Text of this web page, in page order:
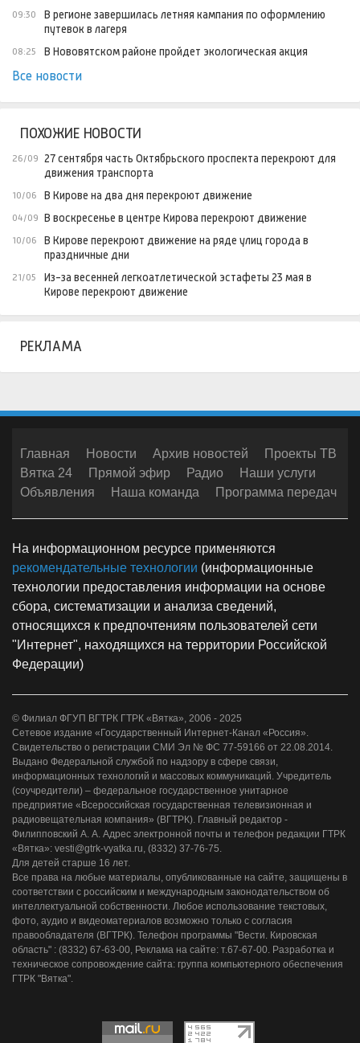
09:30
В регионе завершилась летняя кампания по оформлению
путевок в лагеря
08:25 В Нововятском районе пройдет экологическая акция
Все новости
ПОХОЖИЕ НОВОСТИ
26/09 27 сентября часть Октябрьского проспекта перекроют для
движения транспорта
10/06 В Кирове на два дня перекроют движение
04/09 В воскресенье в центре Кирова перекроют движение
10/06
В Кирове перекроют движение на ряде улиц города в
праздничные дни
21/05
Из-за весенней легкоатлетической эстафеты 23 мая в
Кирове перекроют движение
РЕКЛАМА
Главная Новости Архив новостей
Проекты ТВ
Вятка 24
Прямой эфир Радио
Наши услуги
Объявления
Наша команда Программа передач
На информационном ресурсе применяются
рекомендательные технологии (информационные
технологии предоставления информации на основе
сбора, систематизации и анализа сведений,
относящихся к предпочтениям пользователей сети
"Интернет", находящихся на территории Российской
Федерации)
© Филиал ФГУП ВГТРК ГТРК «Вятка», 2006 - 2025
Сетевое издание «Государственный Интернет-Канал «Россия».
Свидетельство о регистрации СМИ Эл № ФС 77-59166 от 22.08.2014.
Выдано Федеральной службой по надзору в сфере связи,
информационных технологий и массовых коммуникаций. Учредитель
(соучредители) – федеральное государственное унитарное
предприятие «Всероссийская государственная телевизионная и
радиовещательная компания» (ВГТРК). Главный редактор -
Филипповский А. А. Адрес электронной почты и телефон редакции ГТРК
«Вятка»: vesti@gtrk-vyatka.ru, (8332) 37-76-75.
Для детей старше 16 лет.
Все права на любые материалы, опубликованные на сайте, защищены в
соответствии с российским и международным законодательством об
интеллектуальной собственности. Любое использование текстовых,
фото, аудио и видеоматериалов возможно только с согласия
правообладателя (ВГТРК). Телефон программы "Вести. Кировская
область" : (8332) 67-63-00, Реклама на сайте: т.67-67-00. Разработка и
техническое сопровождение сайта: группа компьютерного обеспечения
ГТРК "Вятка".